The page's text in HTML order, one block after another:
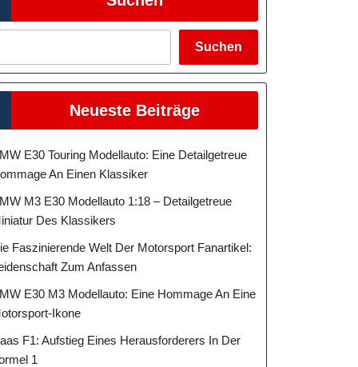
Suchen
Neueste Beiträge
E30 Touring Modellauto: Eine Detailgetreue
An Einen Klassiker
M3 E30 Modellauto 1:18 – Detailgetreue
Des Klassikers
Faszinierende Welt Der Motorsport Fanartikel:
Zum Anfassen
E30 M3 Modellauto: Eine Hommage An Eine
Ikone
F1: Aufstieg Eines Herausforderers In Der
1